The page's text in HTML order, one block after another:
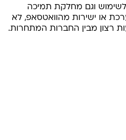
וגם מחלקת תמיכה
או ישירות מהוואטסאפ, לא